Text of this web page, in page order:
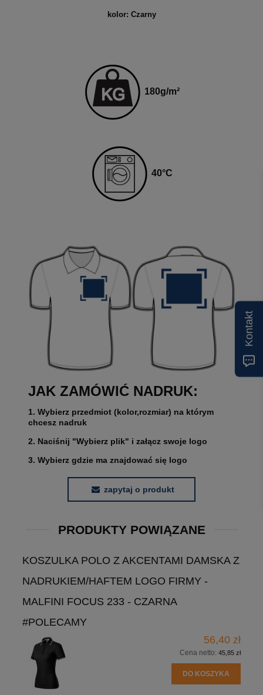
kolor: Czarny
180g/m²
40°C
JAK ZAMÓWIĆ NADRUK:
1. Wybierz przedmiot (kolor,rozmiar) na którym
chcesz nadruk
2. Naciśnij "Wybierz plik" i załącz swoje logo
3. Wybierz gdzie ma znajdować się logo
zapytaj o produkt
PRODUKTY POWIĄZANE
KOSZULKA POLO Z AKCENTAMI DAMSKA Z
NADRUKIEM/HAFTEM LOGO FIRMY -
MALFINI FOCUS 233 - CZARNA
#POLECAMY
56,40 zł
Cena netto: 45,85 zł
DO KOSZYKA
Kontakt